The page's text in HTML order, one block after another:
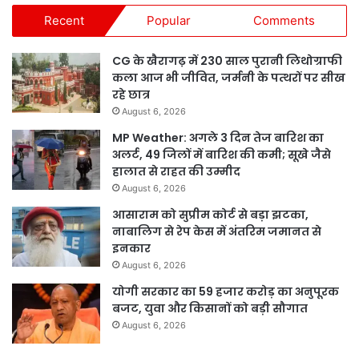
Recent Popular Comments
CG के खैरागढ़ में 230 साल पुरानी लिथोग्राफी
कला आज भी जीवित, जर्मनी के पत्थरों पर सीख
रहे छात्र
August 6, 2026
MP Weather: अगले 3 दिन तेज बारिश का
अलर्ट, 49 जिलों में बारिश की कमी; सूखे जैसे
हालात से राहत की उम्मीद
August 6, 2026
आसाराम को सुप्रीम कोर्ट से बड़ा झटका,
नाबालिग से रेप केस में अंतरिम जमानत से
इनकार
August 6, 2026
योगी सरकार का 59 हजार करोड़ का अनुपूरक
बजट, युवा और किसानों को बड़ी सौगात
August 6, 2026